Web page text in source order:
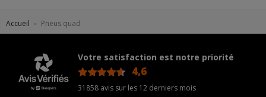
Accueil Pneus quad
Votre satisfaction est notre priorité
4,6
31858 avis sur les 12 derniers mois